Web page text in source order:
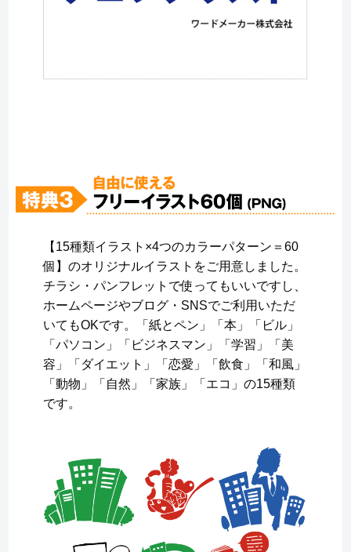
【15種類イラスト×4つのカラーパターン＝60
個】のオリジナルイラストをご用意しました。
チラシ・パンフレットで使ってもいいですし、
ホームページやブログ・SNSでご利用いただ
いてもOKです。「紙とペン」「本」「ビル」
「パソコン」「ビジネスマン」「学習」「美
容」「ダイエット」「恋愛」「飲食」「和風」
「動物」「自然」「家族」「エコ」の15種類
です。